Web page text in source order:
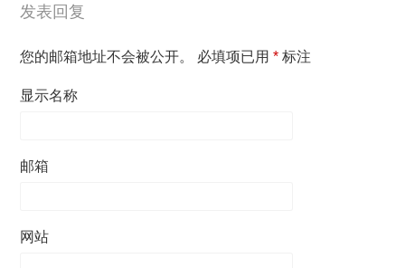
发表回复
您的邮箱地址不会被公开。 必填项已用* 标注
显示名称
邮箱
网站